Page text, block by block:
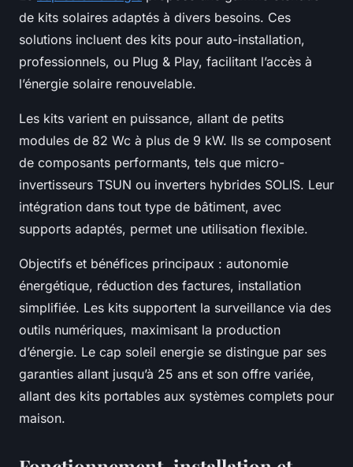
de kits solaires adaptés à divers besoins. Ces
solutions incluent des kits pour auto-installation,
professionnels, ou Plug & Play, facilitant l’accès à
l’énergie solaire renouvelable.
Les kits varient en puissance, allant de petits
modules de 82 Wc à plus de 9 kW. Ils se composent
de composants performants, tels que micro-
invertisseurs TSUN ou inverters hybrides SOLIS. Leur
intégration dans tout type de bâtiment, avec
supports adaptés, permet une utilisation flexible.
Objectifs et bénéfices principaux : autonomie
énergétique, réduction des factures, installation
simplifiée. Les kits supportent la surveillance via des
outils numériques, maximisant la production
d’énergie. Le cap soleil energie se distingue par ses
garanties allant jusqu’à 25 ans et son offre variée,
allant des kits portables aux systèmes complets pour
maison.